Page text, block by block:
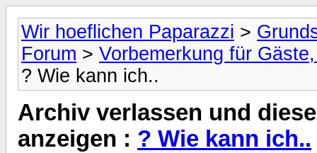
Wir hoeflichen Paparazzi >
Forum > Vorbemerkung für
? Wie kann ich..
Archiv verlassen und
anzeigen : ? Wie kann ich..